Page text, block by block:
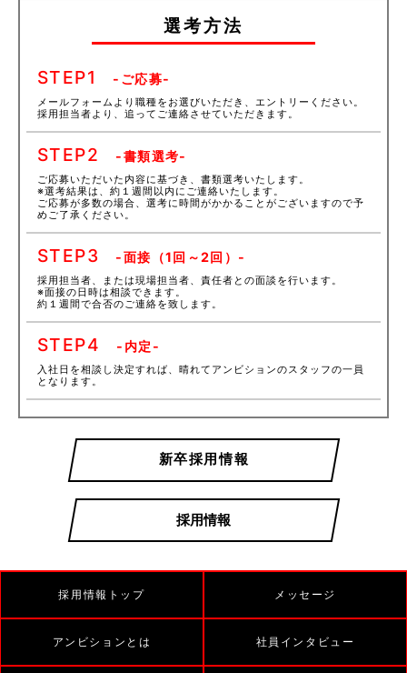
選考方法
STEP1 -ご応募-
メールフォームより職種をお選びいただき、エントリーください。
採用担当者より、追ってご連絡させていただきます。
STEP2 -書類選考-
ご応募いただいた内容に基づき、書類選考いたします。
※選考結果は、約１週間以内にご連絡いたします。
ご応募が多数の場合、選考に時間がかかることがございますので予
めご了承ください。
STEP3 -面接（1回～2回）-
採用担当者、または現場担当者、責任者との面談を行います。
※面接の日時は相談できます。
約１週間で合否のご連絡を致します。
STEP4 -内定-
入社日を相談し決定すれば、晴れてアンビションのスタッフの一員
となります。
新卒採用情報
採用情報
採用情報トップ メッセージ
アンビションとは 社員インタビュー